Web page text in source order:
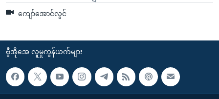
ကျော်အောင်လွင်
ဗွီအိုအေ လူမှုကွန်ယက်များ